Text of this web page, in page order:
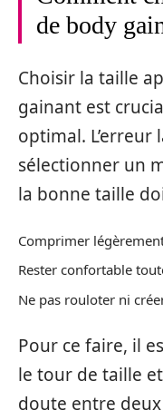
de body
Choisir la taille
gainant est
optimal. L’erreur
sélectionner un
la bonne taille
Comprimer
Rester confortable
Ne pas rouloter ni
Pour ce faire, il
le tour de taille
doute entre